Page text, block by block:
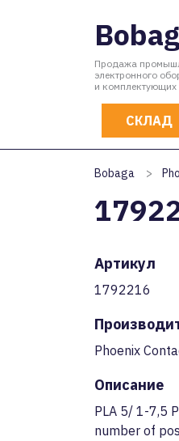
Продажа
электронного
и комплектующих
СКЛАД
Bobaga >
Артикул
1792216
Phoenix
Описание
PLA 5/ 1-7,5
number of